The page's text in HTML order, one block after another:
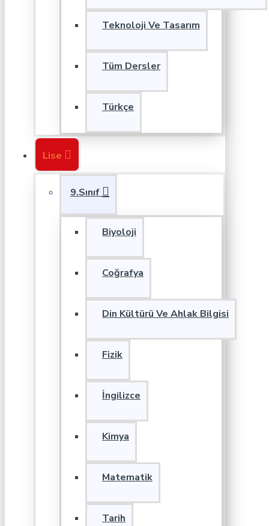
Teknoloji Ve Tasarım
Tüm Dersler
Türkçe
Lise
9.Sınıf
Biyoloji
Coğrafya
Din Kültürü Ve Ahlak Bilgisi
Fizik
İngilizce
Kimya
Matematik
Tarih